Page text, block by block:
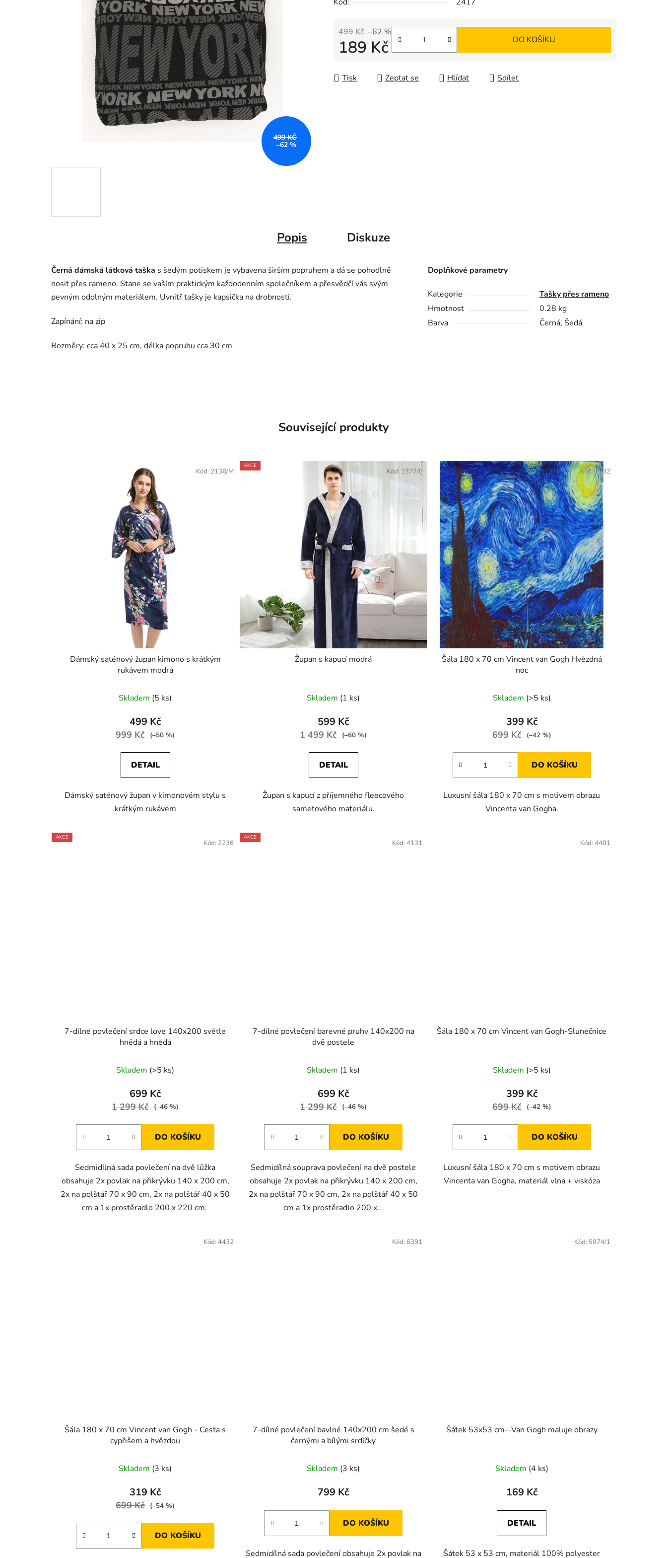
499 Kč –62 %
189 Kč DO KOŠÍKU
Tisk Zeptat se Hlídat Sdílet
499 KČ
–62 %
Popis Diskuze
Černá dámská látková taška s šedým potiskem je vybavena širším popruhem a dá se pohodlně
nosit přes rameno. Stane se vaším praktickým každodenním společníkem a přesvědčí vás svým
pevným odolným materiálem. Uvnitř tašky je kapsička na drobnosti.
Zapínání: na zip
Rozměry: cca 40 x 25 cm, délka popruhu cca 30 cm
Doplňkové parametry
Kategorie
Tašky přes rameno
Hmotnost
0.28 kg
Barva
Černá, Šedá
Související produkty
Dámský saténový župan kimono s krátkým
rukávem modrá
Skladem (5 ks)
499 Kč
999 Kč (–50 %)
DETAIL
Dámský saténový župan v kimonovém stylu s
krátkým rukávem
Kód: 2136/M
AKCE
Župan s kapucí modrá
Skladem (1 ks)
599 Kč
1 499 Kč (–60 %)
DETAIL
Župan s kapucí z příjemného fleecového
sametového materiálu.
Kód: 1377/L
Šála 180 x 70 cm Vincent van Gogh Hvězdná
noc
Skladem (>5 ks)
399 Kč
699 Kč (–42 %)
DO KOŠÍKU
Luxusní šála 180 x 70 cm s motivem obrazu
Vincenta van Gogha.
Kód:1732
AKCE
7-dílné povlečení srdce love 140x200 světle
hnědá a hnědá
Skladem (>5 ks)
699 Kč
1 299 Kč (–46 %)
DO KOŠÍKU
Sedmidílná sada povlečení na dvě lůžka
obsahuje 2x povlak na přikrývku 140 x 200 cm,
2x na polštář 70 x 90 cm, 2x na polštář 40 x 50
cm a 1x prostěradlo 200 x 220 cm.
Kód: 2236
AKCE
7-dílné povlečení barevné pruhy 140x200 na
dvě postele
Skladem (1 ks)
699 Kč
1 299 Kč (–46 %)
DO KOŠÍKU
Sedmidílná souprava povlečení na dvě postele
obsahuje 2x povlak na přikrývku 140 x 200 cm,
2x na polštář 70 x 90 cm, 2x na polštář 40 x 50
cm a 1x prostěradlo 200 x...
Kód: 4131
Šála 180 x 70 cm Vincent van Gogh-Slunečnice
Skladem (>5 ks)
399 Kč
699 Kč (–42 %)
DO KOŠÍKU
Luxusní šála 180 x 70 cm s motivem obrazu
Vincenta van Gogha, materiál vlna + viskóza
Kód: 4401
Šála 180 x 70 cm Vincent van Gogh - Cesta s
cypřišem a hvězdou
Skladem (3 ks)
319 Kč
699 Kč (–54 %)
DO KOŠÍKU
Kód:4432
7-dílné povlečení bavlné 140x200 cm šedé s
černými a bílými srdíčky
Skladem (3 ks)
799 Kč
DO KOŠÍKU
Sedmidílná sada povlečení obsahuje 2x povlak na
Kód: 6391
Šátek 53x53 cm--Van Gogh maluje obrazy
Skladem (4 ks)
169 Kč
DETAIL
Šátek 53 x 53 cm, materiál 100% polyester
Kód: 5974/1